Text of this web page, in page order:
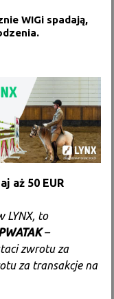
WIGi spadają,
aż 50 EUR
LYNX, to
–
zwrotu za
za transakcje na